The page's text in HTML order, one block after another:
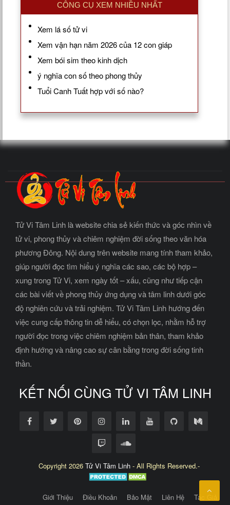
CÔNG CỤ XEM NHIỀU NHẤT
Xem lá số tử vi
Xem vận hạn năm 2026 của 12 con giáp
Xem bói sim theo kinh dịch
ý nghĩa con số theo phong thủy
Tuổi Canh Tuất hợp với số nào?
Tử Vi Tâm Linh là website chia sẻ kiến thức và góc nhìn về
tử vi, phong thủy và chiêm nghiệm đời sống theo văn hóa
phương Đông. Nội dung trên website mang tính tham khảo,
giúp người đọc tìm hiểu ý nghĩa các sao, các bộ hợp –
xung trong Tử Vi, xem ngày tốt – xấu, cũng như tiếp cận
các bài viết về phong thủy ứng dụng và tâm linh dưới góc
độ nghiên cứu và trải nghiệm. Tử Vi Tâm Linh hướng đến
việc cung cấp thông tin dễ hiểu, có chọn lọc, nhằm hỗ trợ
người đọc trong việc chiêm nghiệm bản thân, tham khảo
định hướng và nâng cao sự cân bằng trong đời sống tinh
thần.
KẾT NỐI CÙNG TỬ VI TÂM LINH
Copyright 2026 Tử Vi Tâm Linh- All Rights Reserved.-
Giới Thiệu Điều Khoản Bảo Mật Liên Hệ Tác Giả